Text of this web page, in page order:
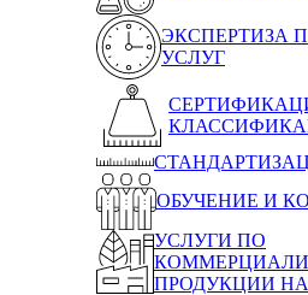
ЭКСПЕРТИЗА
УСЛУГ
ОБУЧЕНИЕ И
УСЛУГИ ПО
ПРОДУКЦИИ